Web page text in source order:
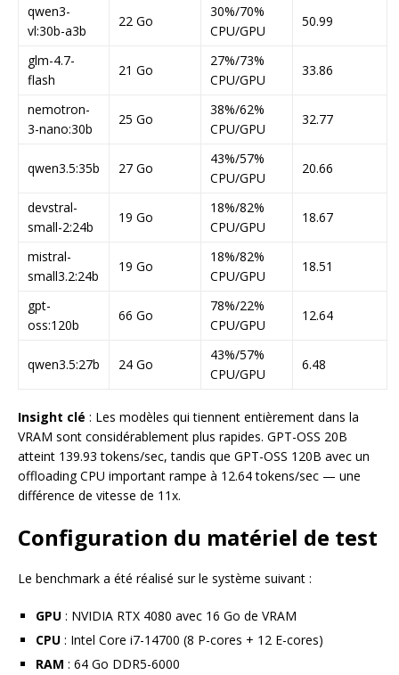
qwen3-
vl:30b-a3b
22 Go
30%/70%
CPU/GPU
50.99
glm-4.7-
flash
21 Go
27%/73%
CPU/GPU
33.86
nemotron-
3-nano:30b
25 Go
38%/62%
CPU/GPU
32.77
qwen3.5:35b 27 Go
43%/57%
CPU/GPU
20.66
devstral-
small-2:24b
19 Go
18%/82%
CPU/GPU
18.67
mistral-
small3.2:24b
19 Go
18%/82%
CPU/GPU
18.51
gpt-
oss:120b
66 Go
78%/22%
CPU/GPU
12.64
qwen3.5:27b 24 Go
43%/57%
CPU/GPU
6.48
Insight clé : Les modèles qui tiennent entièrement dans la
VRAM sont considérablement plus rapides. GPT-OSS 20B
atteint 139.93 tokens/sec, tandis que GPT-OSS 120B avec un
offloading CPU important rampe à 12.64 tokens/sec — une
différence de vitesse de 11x.
Configuration du matériel de test
Le benchmark a été réalisé sur le système suivant :
GPU : NVIDIA RTX 4080 avec 16 Go de VRAM
CPU : Intel Core i7-14700 (8 P-cores + 12 E-cores)
RAM : 64 Go DDR5-6000